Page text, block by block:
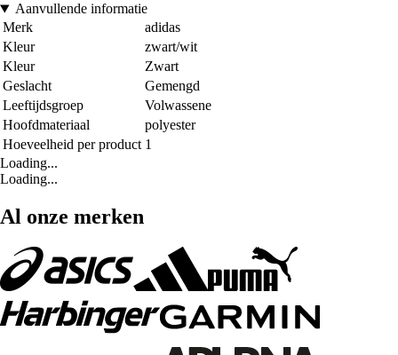
Aanvullende informatie
Merk
adidas
Kleur
zwart/wit
Kleur
Zwart
Geslacht
Gemengd
Leeftijdsgroep
Volwassene
Hoofdmateriaal
polyester
Hoeveelheid per product 1
Loading...
Loading...
Al onze merken